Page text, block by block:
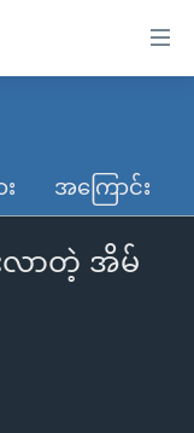
အကြောင်း
လာတဲ့ အိမ်